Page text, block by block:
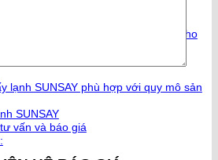
dưỡng chất trong trái cây sấy dẻo
SUNSAY là lựa chọn hoàn hảo cho
năng tiên tiến của máy sấy lạnh
lạnh SUNSAY phù hợp với quy mô sản
SUNSAY
vấn và báo giá